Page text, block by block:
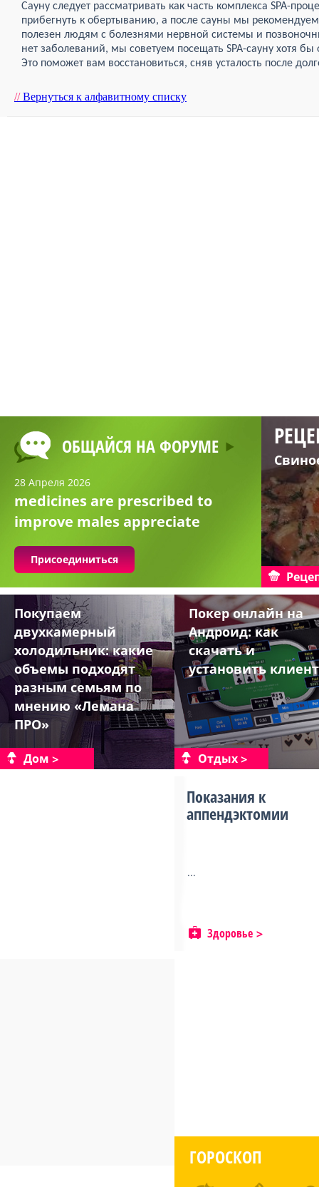
Сауну следует рассматривать как часть комплекса SPA-
прибегнуть к обертыванию, а после сауны мы
полезен людям с болезнями нервной системы и
нет заболеваний, мы советуем посещать SPA-сауну хотя
Это поможет вам восстановиться, сняв усталость после
//Вернуться к алфавитному списку
ОБЩАЙСЯ НА ФОРУМЕ
28 Апреля 2026
medicines are prescribed to
improve males appreciate
Присоединиться
Покупаем
двухкамерный
холодильник: какие
объемы подходят
разным семьям по
мнению «Лемана
ПРО»
Дом
Покер онлайн на
Андроид: как
скачать и
установить
Отдых
Показания к
аппендэктомии
...
Здоровье
ГОРОСКОП